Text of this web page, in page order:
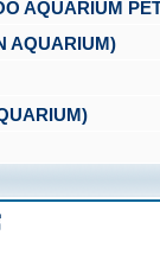
AQUARIUM
AQUARIUM)